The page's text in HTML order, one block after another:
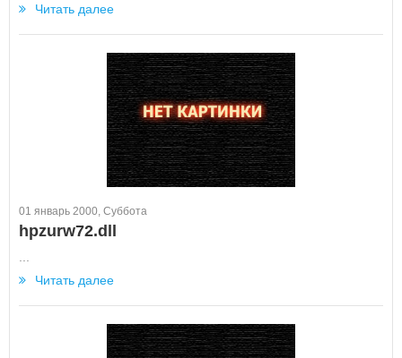
Читать далее
01 январь 2000, Суббота
hpzurw72.dll
Читать далее